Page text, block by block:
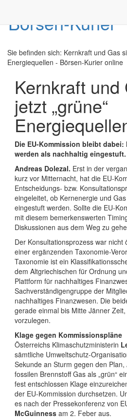
Sie befinden sich: Kernkraft und Gas
Energiequellen - Börsen-Kurier online
Kernkraft und
jetzt „grüne“
Die EU-Kommission bleibt
werden als nachhaltig eingestuft.
Andreas Dolezal. Erst in der
kurz vor Mitternacht, hat die EU-
Entscheidungs- bzw.
eingeleitet, ob Kernenergie und
eingestuft werden. Sollte die EU-
mit diesem bemerkenswerten
Diskussionen aus dem Weg zu
Der Konsultationsprozess war nicht
einer ergänzenden Taxonomie-
Taxonomie ist ein
dem Altgriechischen für Ordnung
Plattform für nachhaltiges
Sachverständigengruppe der
nachhaltiges Finanzwesen. Die
gerade einmal bis Mitte Jänner
vorzulegen.
Klage gegen Kommissionspläne
Österreichs Klimaschutzministerin
sämtliche Umweltschutz-
Sekunde an Sturm gegen den
fossilen Brennstoff Gas als „grün“
fest entschlossen Klage
der EU-Kommission durchsetzen.
es nach der Pressekonferenz von
McGuinness am 2. Feber aus.